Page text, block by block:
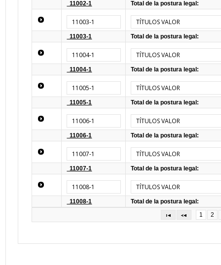
11002-1 Total de la postura legal:
11003-1 TÍTULOS VALOR
11003-1 Total de la postura legal:
11004-1 TÍTULOS VALOR
11004-1 Total de la postura legal:
11005-1 TÍTULOS VALOR
11005-1 Total de la postura legal:
11006-1 TÍTULOS VALOR
11006-1 Total de la postura legal:
11007-1 TÍTULOS VALOR
11007-1 Total de la postura legal:
11008-1 TÍTULOS VALOR
11008-1
Total de la postura legal:
1
2